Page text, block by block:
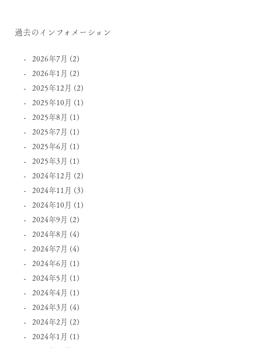
過去のインフォメーション
2026年7月 (2)
2026年1月 (2)
2025年12月 (2)
2025年10月 (1)
2025年8月 (1)
2025年7月 (1)
2025年6月 (1)
2025年3月 (1)
2024年12月 (2)
2024年11月 (3)
2024年10月 (1)
2024年9月 (2)
2024年8月 (4)
2024年7月 (4)
2024年6月 (1)
2024年5月 (1)
2024年4月 (1)
2024年3月 (4)
2024年2月 (2)
2024年1月 (1)